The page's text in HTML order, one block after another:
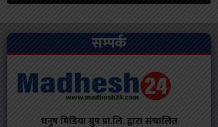
सम्पर्क
धनुष मिडिया ग्रुप प्रा.लि. द्वारा संचालित